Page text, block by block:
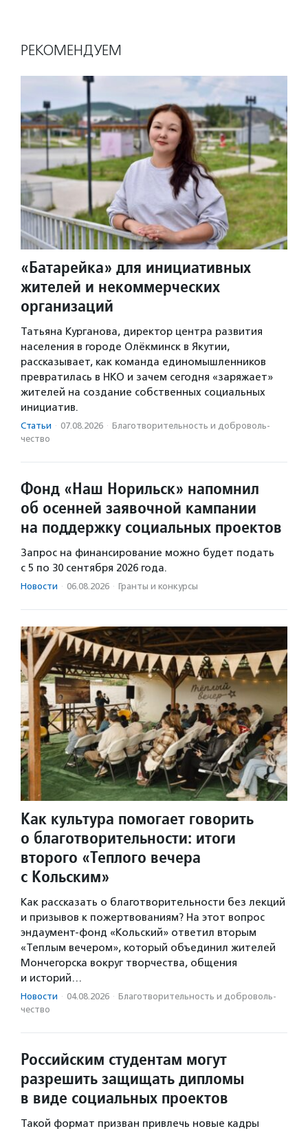
РЕКОМЕНДУЕМ
«Батарейка» для инициативных
жителей и некоммерческих
организаций
Татьяна Курганова, директор центра развития
населения в городе Олёкминск в Якутии,
рассказывает, как команда единомышленников
превратилась в НКО и зачем сегодня «заряжает»
жителей на создание собственных социальных
инициатив.
Статьи · 07.08.2026 · Благотвори­тель­ность и доброволь­
чест­во
Фонд «Наш Норильск» напомнил
об осенней заявочной кампании
на поддержку социальных проектов
Запрос на финансирование можно будет подать
с 5 по 30 сентября 2026 года.
Новости · 06.08.2026 · Гранты и конкурсы
Как культура помогает говорить
о благотворительности: итоги
второго «Теплого вечера
с Кольским»
Как рассказать о благотворительности без лекций
и призывов к пожертвованиям? На этот вопрос
эндаумент-фонд «Кольский» ответил вторым
«Теплым вечером», который объединил жителей
Мончегорска вокруг творчества, общения
и историй…
Новости · 04.08.2026 · Благотвори­тель­ность и доброволь­
чест­во
Российским студентам могут
разрешить защищать дипломы
в виде социальных проектов
Такой формат призван привлечь новые кадры